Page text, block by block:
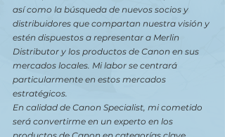
así como la búsqueda de nuevos socios y
distribuidores que compartan nuestra visión y
estén dispuestos a representar a Merlin
Distributor y los productos de Canon en sus
mercados locales. Mi labor se centrará
particularmente en estos mercados
estratégicos.
En calidad de Canon Specialist, mi cometido
será convertirme en un experto en los